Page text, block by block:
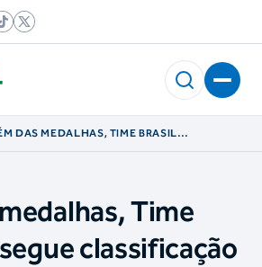
DAS MEDALHAS, TIME BRASIL
Time
classificação